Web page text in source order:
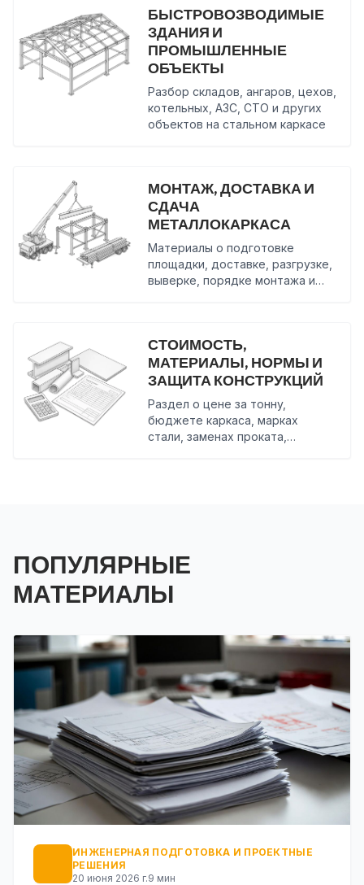
БЫСТРОВОЗВОДИМЫЕ
ЗДАНИЯ И
ПРОМЫШЛЕННЫЕ
ОБЪЕКТЫ
Разбор складов, ангаров, цехов,
котельных, АЗС, СТО и других
объектов на стальном каркасе
МОНТАЖ, ДОСТАВКА И
СДАЧА
МЕТАЛЛОКАРКАСА
Материалы о подготовке
площадки, доставке, разгрузке,
выверке, порядке монтажа и
СТОИМОСТЬ,
МАТЕРИАЛЫ, НОРМЫ И
ЗАЩИТА КОНСТРУКЦИЙ
Раздел о цене за тонну,
бюджете каркаса, марках
стали, заменах проката,
ПОПУЛЯРНЫЕ
МАТЕРИАЛЫ
ИНЖЕНЕРНАЯ ПОДГОТОВКА И ПРОЕКТНЫЕ
РЕШЕНИЯ
20 июня 2026 г.9 мин